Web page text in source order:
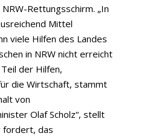
Rettungsschirm. „In
Mittel
viele Hilfen des Landes
in NRW nicht erreicht
der Hilfen,
die Wirtschaft, stammt
von
Olaf Scholz“, stellt
fordert, das